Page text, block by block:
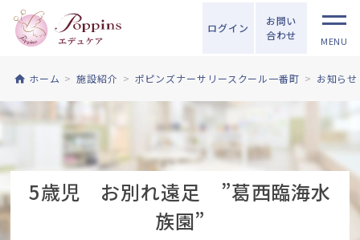
ログイン
お問い
合わせ
MENU
ホーム 施設紹介 ポピンズナーサリースクール一番町 お知らせ
5歳児 お別れ遠足 ”葛西臨海水
族園”